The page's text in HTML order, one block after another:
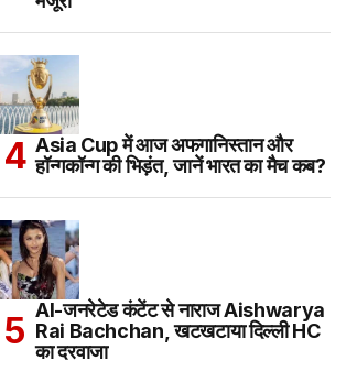
Asia Cup में आज अफगानिस्तान और
हॉन्गकॉन्ग की भिड़ंत, जानें भारत का मैच कब?
AI-जनरेटेड कंटेंट से नाराज Aishwarya
Rai Bachchan, खटखटाया दिल्ली HC
का दरवाजा